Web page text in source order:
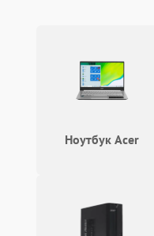
Не работает
автоматическая коррекция
Проблемы с
Ноутбук Acer